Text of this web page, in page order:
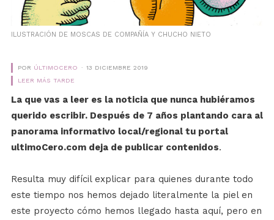
ILUSTRACIÓN DE MOSCAS DE COMPAÑÍA Y CHUCHO NIETO
POR ÚLTIMOCERO
13 DICIEMBRE 2019
LEER MÁS TARDE
La que vas a leer es la noticia que nunca hubiéramos
querido escribir. Después de 7 años plantando cara al
panorama informativo local/regional tu portal
ultimoCero.com deja de publicar contenidos.
Resulta muy difícil explicar para quienes durante todo
este tiempo nos hemos dejado literalmente la piel en
este proyecto cómo hemos llegado hasta aquí, pero en